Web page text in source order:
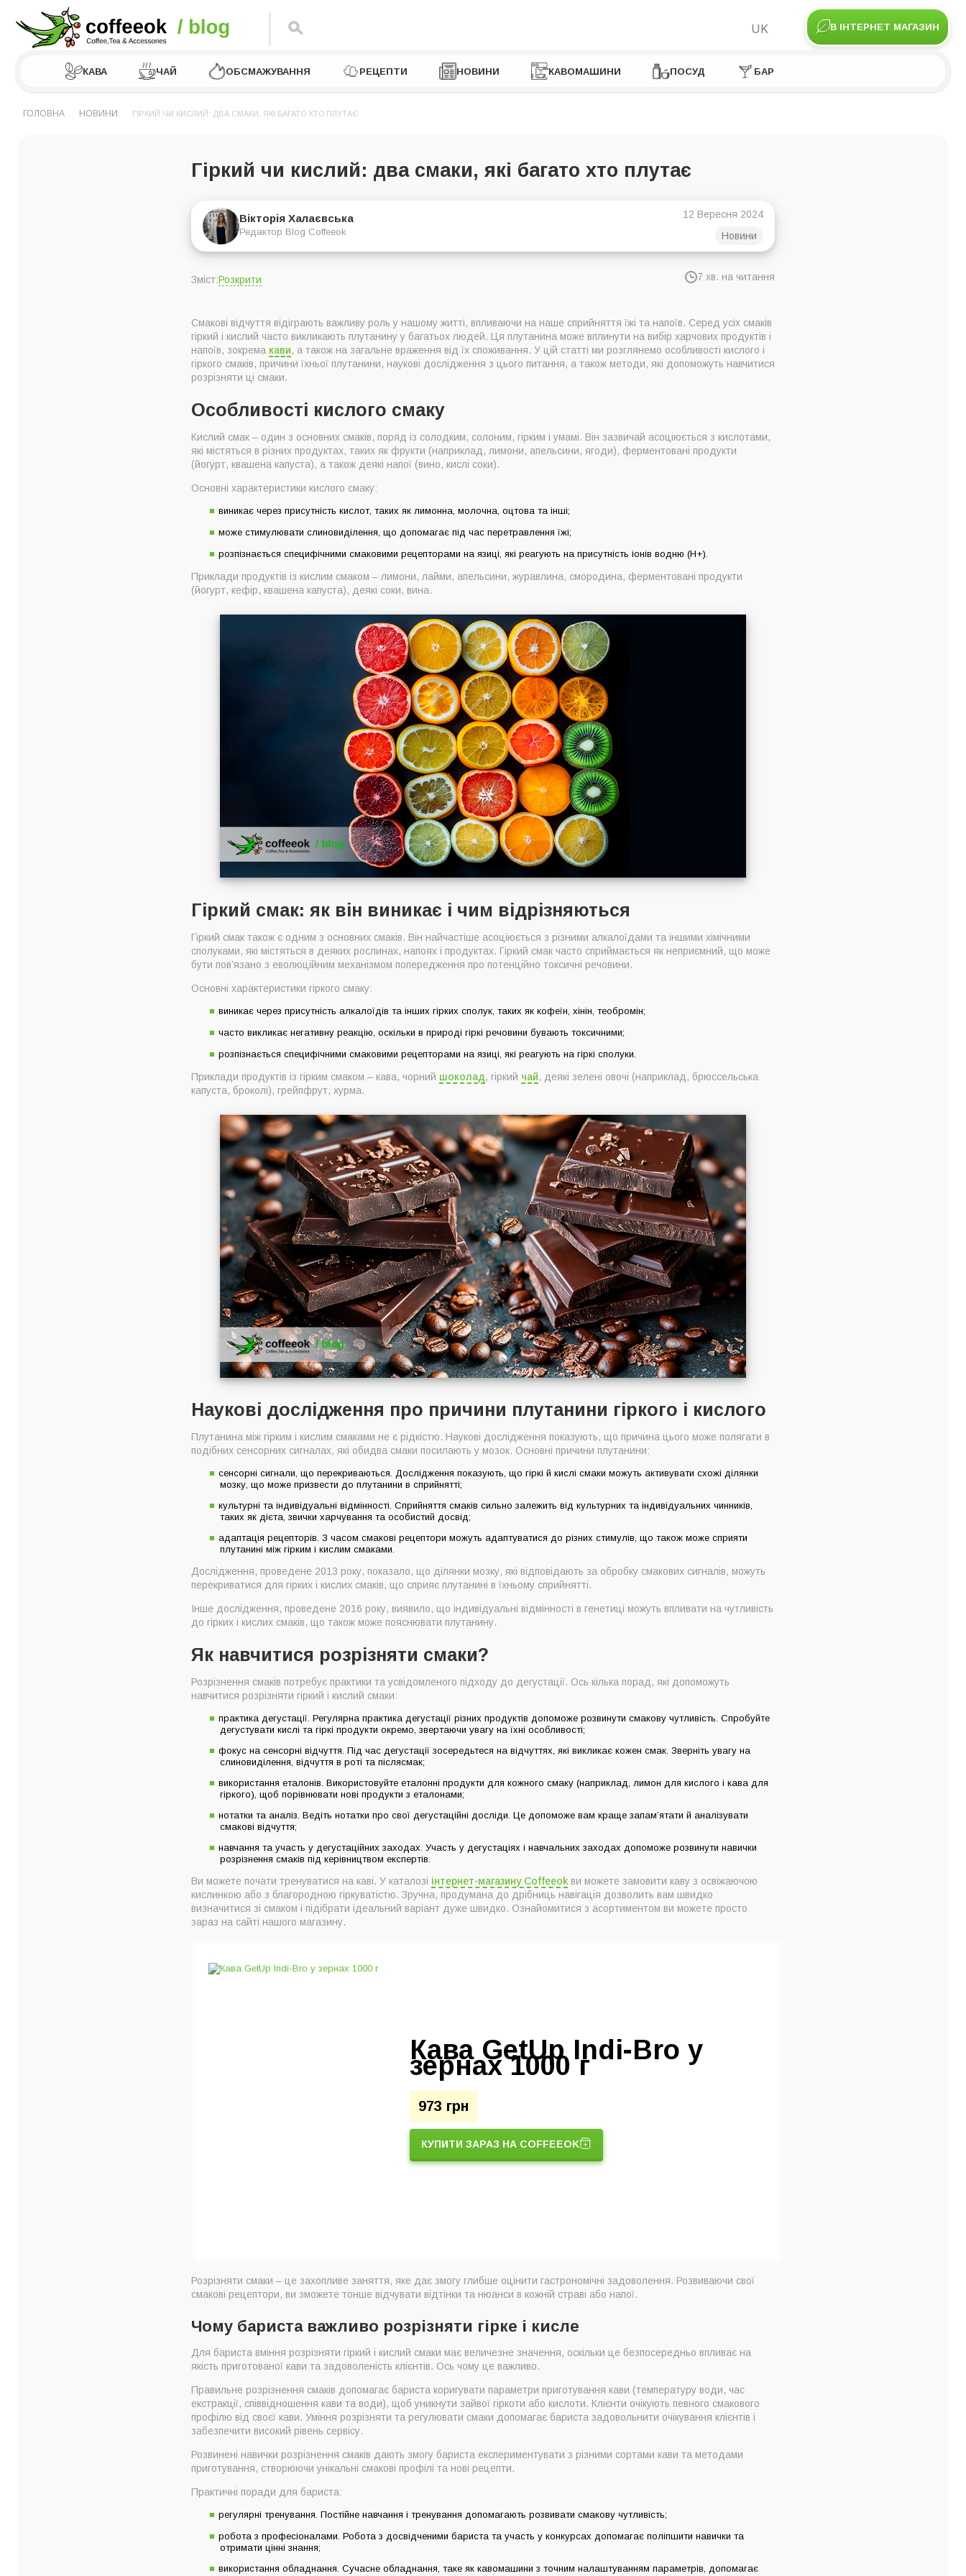
UK В ІНТЕРНЕТ МАГАЗИН
КАВА ЧАЙ ОБСМАЖУВАННЯ РЕЦЕПТИ НОВИНИ КАВОМАШИНИ ПОСУД БАР
ГОЛОВНА НОВИНИ ГІРКИЙ ЧИ КИСЛИЙ: ДВА СМАКИ, ЯКІ БАГАТО ХТО ПЛУТАЄ
Гіркий чи кислий: два смаки, які багато хто плутає
Вікторія Халаєвська
Редактор Blog Coffeeok
12 Вересня 2024
Новини
Зміст:Розкрити 7 хв. на читання
Гіркий смак: як він виникає і чим відрізняються
Наукові дослідження про причини плутанини гіркого і кислого
Як навчитися розрізняти смаки?
Смакові відчуття відіграють важливу роль у нашому житті, впливаючи на наше сприйняття їжі та напоїв. Серед усіх смаків
гіркий і кислий часто викликають плутанину у багатьох людей. Ця плутанина може вплинути на вибір харчових продуктів і
напоїв, зокрема кави, а також на загальне враження від їх споживання. У цій статті ми розглянемо особливості кислого і
гіркого смаків, причини їхньої плутанини, наукові дослідження з цього питання, а також методи, які допоможуть навчитися
розрізняти ці смаки.
Особливості кислого смаку
Кислий смак – один з основних смаків, поряд із солодким, солоним, гірким і умамі. Він зазвичай асоціюється з кислотами,
які містяться в різних продуктах, таких як фрукти (наприклад, лимони, апельсини, ягоди), ферментовані продукти
(йогурт, квашена капуста), а також деякі напої (вино, кислі соки).
Основні характеристики кислого смаку:
виникає через присутність кислот, таких як лимонна, молочна, оцтова та інші;
може стимулювати слиновиділення, що допомагає під час перетравлення їжі;
розпізнається специфічними смаковими рецепторами на язиці, які реагують на присутність іонів водню (H+).
Приклади продуктів із кислим смаком – лимони, лайми, апельсини, журавлина, смородина, ферментовані продукти
(йогурт, кефір, квашена капуста), деякі соки, вина.
Гіркий смак: як він виникає і чим відрізняються
Гіркий смак також є одним з основних смаків. Він найчастіше асоціюється з різними алкалоїдами та іншими хімічними
сполуками, які містяться в деяких рослинах, напоях і продуктах. Гіркий смак часто сприймається як неприємний, що може
бути пов’язано з еволюційним механізмом попередження про потенційно токсичні речовини.
Основні характеристики гіркого смаку:
виникає через присутність алкалоїдів та інших гірких сполук, таких як кофеїн, хінін, теобромін;
часто викликає негативну реакцію, оскільки в природі гіркі речовини бувають токсичними;
розпізнається специфічними смаковими рецепторами на язиці, які реагують на гіркі сполуки.
Приклади продуктів із гірким смаком – кава, чорний шоколад , гіркий чай, деякі зелені овочі (наприклад, брюссельська
капуста, броколі), грейпфрут, хурма.
Наукові дослідження про причини плутанини гіркого і кислого
Плутанина між гірким і кислим смаками не є рідкістю. Наукові дослідження показують, що причина цього може полягати в
подібних сенсорних сигналах, які обидва смаки посилають у мозок. Основні причини плутанини:
сенсорні сигнали, що перекриваються. Дослідження показують, що гіркі й кислі смаки можуть активувати схожі ділянки
мозку, що може призвести до плутанини в сприйнятті;
культурні та індивідуальні відмінності. Сприйняття смаків сильно залежить від культурних та індивідуальних чинників,
таких як дієта, звички харчування та особистий досвід;
адаптація рецепторів. З часом смакові рецептори можуть адаптуватися до різних стимулів, що також може сприяти
плутанині між гірким і кислим смаками.
Дослідження, проведене 2013 року, показало, що ділянки мозку, які відповідають за обробку смакових сигналів, можуть
перекриватися для гірких і кислих смаків, що сприяє плутанині в їхньому сприйнятті.
Інше дослідження, проведене 2016 року, виявило, що індивідуальні відмінності в генетиці можуть впливати на чутливість
до гірких і кислих смаків, що також може пояснювати плутанину.
Як навчитися розрізняти смаки?
Розрізнення смаків потребує практики та усвідомленого підходу до дегустації. Ось кілька порад, які допоможуть
навчитися розрізняти гіркий і кислий смаки:
практика дегустації. Регулярна практика дегустації різних продуктів допоможе розвинути смакову чутливість. Спробуйте
дегустувати кислі та гіркі продукти окремо, звертаючи увагу на їхні особливості;
фокус на сенсорні відчуття. Під час дегустації зосередьтеся на відчуттях, які викликає кожен смак. Зверніть увагу на
слиновиділення, відчуття в роті та післясмак;
використання еталонів. Використовуйте еталонні продукти для кожного смаку (наприклад, лимон для кислого і кава для
гіркого), щоб порівнювати нові продукти з еталонами;
нотатки та аналіз. Ведіть нотатки про свої дегустаційні досліди. Це допоможе вам краще запам’ятати й аналізувати
смакові відчуття;
навчання та участь у дегустаційних заходах. Участь у дегустаціях і навчальних заходах допоможе розвинути навички
розрізнення смаків під керівництвом експертів.
Ви можете почати тренуватися на каві. У каталозі інтернет-магазину Coffeeok ви можете замовити каву з освіжаючою
кислинкою або з благородною гіркуватістю. Зручна, продумана до дрібниць навігація дозволить вам швидко
визначитися зі смаком і підібрати ідеальний варіант дуже швидко. Ознайомитися з асортиментом ви можете просто
зараз на сайті нашого магазину.
Кава GetUp Indi-Bro у
зернах 1000 г
973 грн
КУПИТИ ЗАРАЗ НА COFFEEOK
Розрізняти смаки – це захопливе заняття, яке дає змогу глибше оцінити гастрономічні задоволення. Розвиваючи свої
смакові рецептори, ви зможете тонше відчувати відтінки та нюанси в кожній страві або напої.
Чому бариста важливо розрізняти гірке і кисле
Для бариста вміння розрізняти гіркий і кислий смаки має величезне значення, оскільки це безпосередньо впливає на
якість приготованої кави та задоволеність клієнтів. Ось чому це важливо.
Правильне розрізнення смаків допомагає бариста коригувати параметри приготування кави (температуру води, час
екстракції, співвідношення кави та води), щоб уникнути зайвої гіркоти або кислоти. Клієнти очікують певного смакового
профілю від своєї кави. Уміння розрізняти та регулювати смаки допомагає бариста задовольнити очікування клієнтів і
забезпечити високий рівень сервісу.
Розвинені навички розрізнення смаків дають змогу бариста експериментувати з різними сортами кави та методами
приготування, створюючи унікальні смакові профілі та нові рецепти.
Практичні поради для бариста:
регулярні тренування. Постійне навчання і тренування допомагають розвивати смакову чутливість;
робота з професіоналами. Робота з досвідченими бариста та участь у конкурсах допомагає поліпшити навички та
отримати цінні знання;
використання обладнання. Сучасне обладнання, таке як кавомашини з точним налаштуванням параметрів, допомагає